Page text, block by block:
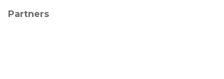
Partners